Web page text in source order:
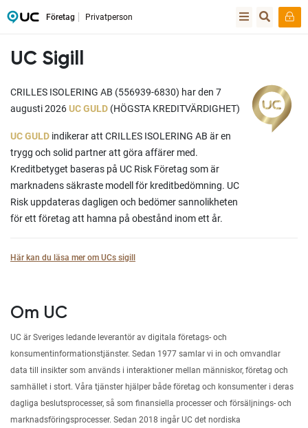
Företag Privatperson
UC Sigill
CRILLES ISOLERING AB (556939-6830) har den 7
augusti 2026UC GULD (HÖGSTA KREDITVÄRDIGHET)
UC GULD indikerar att CRILLES ISOLERING AB är en
trygg och solid partner att göra affärer med.
Kreditbetyget baseras på UC Risk Företag som är
marknadens säkraste modell för kreditbedömning. UC
Risk uppdateras dagligen och bedömer sannolikheten
för ett företag att hamna på obestånd inom ett år.
Här kan du läsa mer om UCs sigill
Om UC
UC är Sveriges ledande leverantör av digitala företags- och
konsumentinformationstjänster. Sedan 1977 samlar vi in och omvandlar
data till insikter som används i interaktioner mellan människor, företag och
samhället i stort. Våra tjänster hjälper både företag och konsumenter i deras
dagliga beslutsprocesser, så som finansiella processer och försäljnings- och
marknadsföringsprocesser. Sedan 2018 ingår UC det nordiska